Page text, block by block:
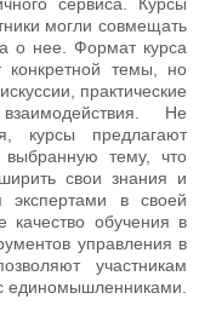
могли совмещать
о нее. Формат курса
конкретной темы, но
практические
взаимодействия. Не
курсы предлагают
выбранную тему, что
свои знания и
экспертами в своей
качество обучения в
управления в
участникам
единомышленниками.